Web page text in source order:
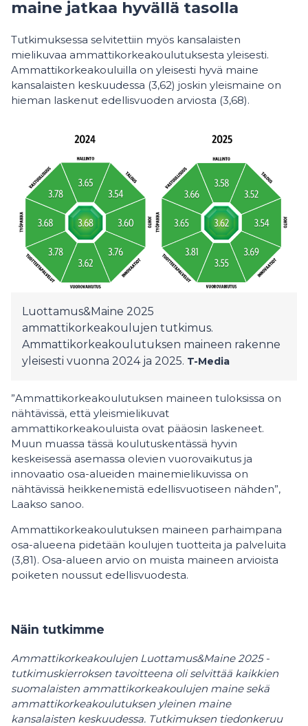
maine jatkaa hyvällä tasolla
Tutkimuksessa selvitettiin myös kansalaisten
mielikuvaa ammattikorkeakoulutuksesta yleisesti.
Ammattikorkeakouluilla on yleisesti hyvä maine
kansalaisten keskuudessa (3,62) joskin yleismaine on
hieman laskenut edellisvuoden arviosta (3,68).
Luottamus&Maine 2025
ammattikorkeakoulujen tutkimus.
Ammattikorkeakoulutuksen maineen rakenne
yleisesti vuonna 2024 ja 2025. T-Media
”Ammattikorkeakoulutuksen maineen tuloksissa on
nähtävissä, että yleismielikuvat
ammattikorkeakouluista ovat pääosin laskeneet.
Muun muassa tässä koulutuskentässä hyvin
keskeisessä asemassa olevien vuorovaikutus ja
innovaatio osa-alueiden mainemielikuvissa on
nähtävissä heikkenemistä edellisvuotiseen nähden”,
Laakso sanoo.
Ammattikorkeakoulutuksen maineen parhaimpana
osa-alueena pidetään koulujen tuotteita ja palveluita
(3,81). Osa-alueen arvio on muista maineen arvioista
poiketen noussut edellisvuodesta.
Näin tutkimme
Ammattikorkeakoulujen Luottamus&Maine 2025 -
tutkimuskierroksen tavoitteena oli selvittää kaikkien
suomalaisten ammattikorkeakoulujen maine sekä
ammattikorkeakoulutuksen yleinen maine
kansalaisten keskuudessa. Tutkimuksen tiedonkeruu